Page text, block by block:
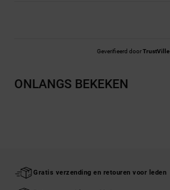
Geverifieerd doorTrustVille
ONLANGS BEKEKEN
Gratis verzending en retouren voor leden